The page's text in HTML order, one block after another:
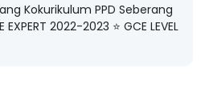
Kokurikulum PPD Seberang
2022-2023 ⭐️ GCE LEVEL